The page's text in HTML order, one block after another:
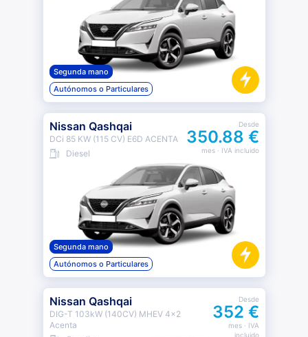
Segunda mano
Autónomos o Particulares
Nissan Qashqai
DCi 85 KW (115 CV) E6D ACENTA
Diesel
Desde
350.88 €
mes· IVA incluido
Segunda mano
Autónomos o Particulares
Nissan Qashqai
DIG-T 103kW (140CV) MHEV 4x2
Acenta
Desde
352 €
mes· IVA
incluido